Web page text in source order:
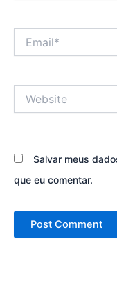
Salvar meus
que eu comentar.